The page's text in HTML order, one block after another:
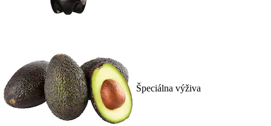
Špeciálna výživa